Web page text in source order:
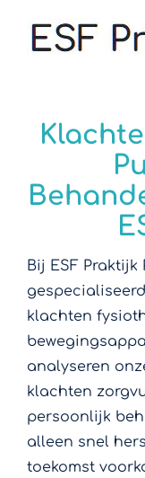
Bij ESF
klachten
analyseren
klachten
persoonlijk
alleen snel
toekomst